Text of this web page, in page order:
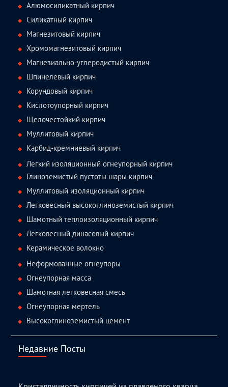
Алюмосиликатный кирпич
Силикатный кирпич
Магнезитовый кирпич
Хромомагнезитовый кирпич
Магнезиально-углеродистый кирпич
Шпинелевый кирпич
Корундовый кирпич
Кислотоупорный кирпич
Щелочестойкий кирпич
Муллитовый кирпич
Карбид-кремниевый кирпич
Легкий изоляционный огнеупорный кирпич
Глиноземистый пустоты шары кирпич
Муллитовый изоляционный кирпич
Легковесный высокоглиноземистый кирпич
Шамотный теплоизоляционный кирпич
Легковесный динасовый кирпич
Керамическое волокно
Неформованные огнеупоры
Огнеупорная масса
Шамотная легковесная смесь
Огнеупорная мертель
Высокоглиноземистый цемент
Недавние Посты